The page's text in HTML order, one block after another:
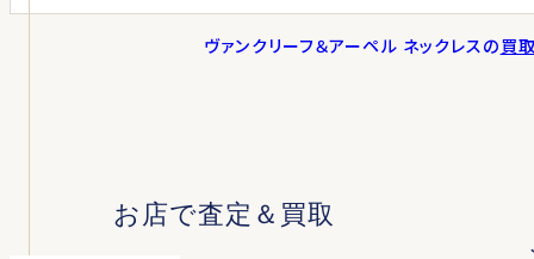
ヴァンクリーフ＆アーペル ネックレス の買
お店で査定＆買取